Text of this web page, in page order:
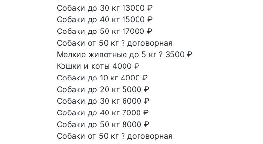
Собаки до 30 кг 13000 ₽
Собаки до 40 кг 15000 ₽
Собаки до 50 кг 17000 ₽
Собаки от 50 кг ? договорная
Мелкие животные до 5 кг ? 3500 ₽
Кошки и коты 4000 ₽
Собаки до 10 кг 4000 ₽
Собаки до 20 кг 5000 ₽
Собаки до 30 кг 6000 ₽
Собаки до 40 кг 7000 ₽
Собаки до 50 кг 8000 ₽
Собаки от 50 кг ? договорная